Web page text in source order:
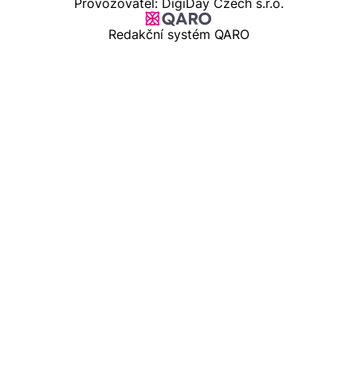
Provozovatel: DigiDay Czech s.r.o.
Redakční systém QARO